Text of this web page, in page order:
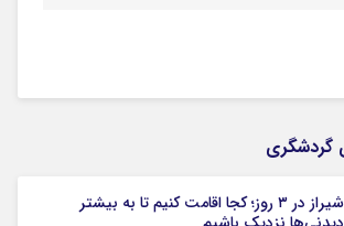
گردشگری
شیراز در ۳ روز؛ کجا اقامت کنیم تا به بیشتر